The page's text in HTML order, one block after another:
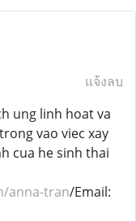
แจ้งลบ
ung linh hoat va
vao viec xay
cua he sinh thai
anna-tran/Email: